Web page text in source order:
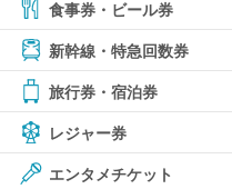
食事券・ビール券
新幹線・特急回数券
旅行券・宿泊券
レジャー券
エンタメチケット